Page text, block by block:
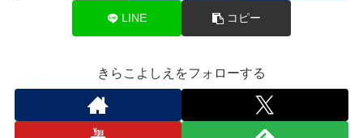
LINE コピー
きらこよしえをフォローする